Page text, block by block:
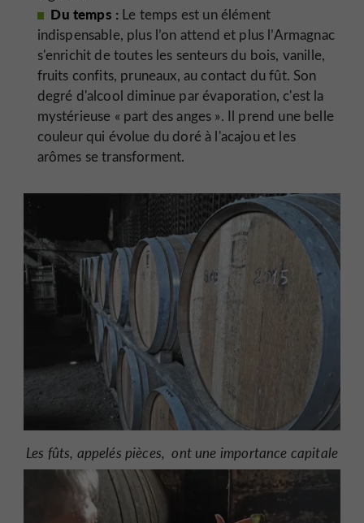
Du temps : Le temps est un élément
indispensable, plus l’on attend et plus l’Armagnac
s'enrichit de toutes les senteurs du bois, vanille,
fruits confits, pruneaux, au contact du fût. Son
degré d'alcool diminue par évaporation, c'est la
mystérieuse « part des anges ». Il prend une belle
couleur qui évolue du doré à l'acajou et les
arômes se transforment.
Les fûts, appelés pièces, ont une importance capitale